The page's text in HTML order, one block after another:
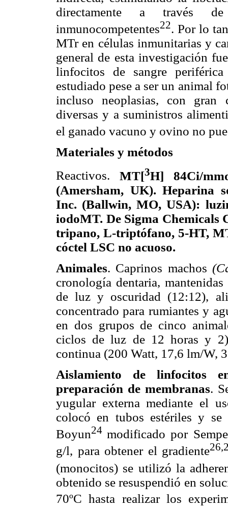
directamente a través
inmunocompetentes22. Por lo
MTr en células inmunitarias y
general de esta investigación
linfocitos de sangre
estudiado pese a ser un animal
incluso neoplasias, con gran
diversas y a suministros
el ganado vacuno y ovino no
Materiales y métodos
Reactivos.MT[3H] 84Ci/
(Amersham, UK).Heparina
Inc. (Ballwin, MO, USA):
iodoMT. De Sigma Chemicals
tripano, L-triptófano, 5-HT,
cóctel LSC no acuoso.
Animales. Caprinos machos
cronología dentaria,
de luz y oscuridad (12:12),
concentrado para rumiantes y
en dos grupos de cinco
ciclos de luz de 12 horas y
continua (200 Watt, 17,6 lm/W,
Aislamiento de linfocitos
preparación de membranas.
yugular externa mediante el
colocó en tubos estériles y
Boyun24modificado por
g/l, para obtener el gradiente
(monocitos) se utilizó la
obtenido se resuspendió en
70ºC hasta realizar los